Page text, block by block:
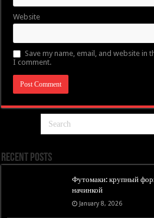
Website
Save my name, email, and website
I comment.
Recent Posts
Футомаки: крупный
начинкой
January 8, 2026